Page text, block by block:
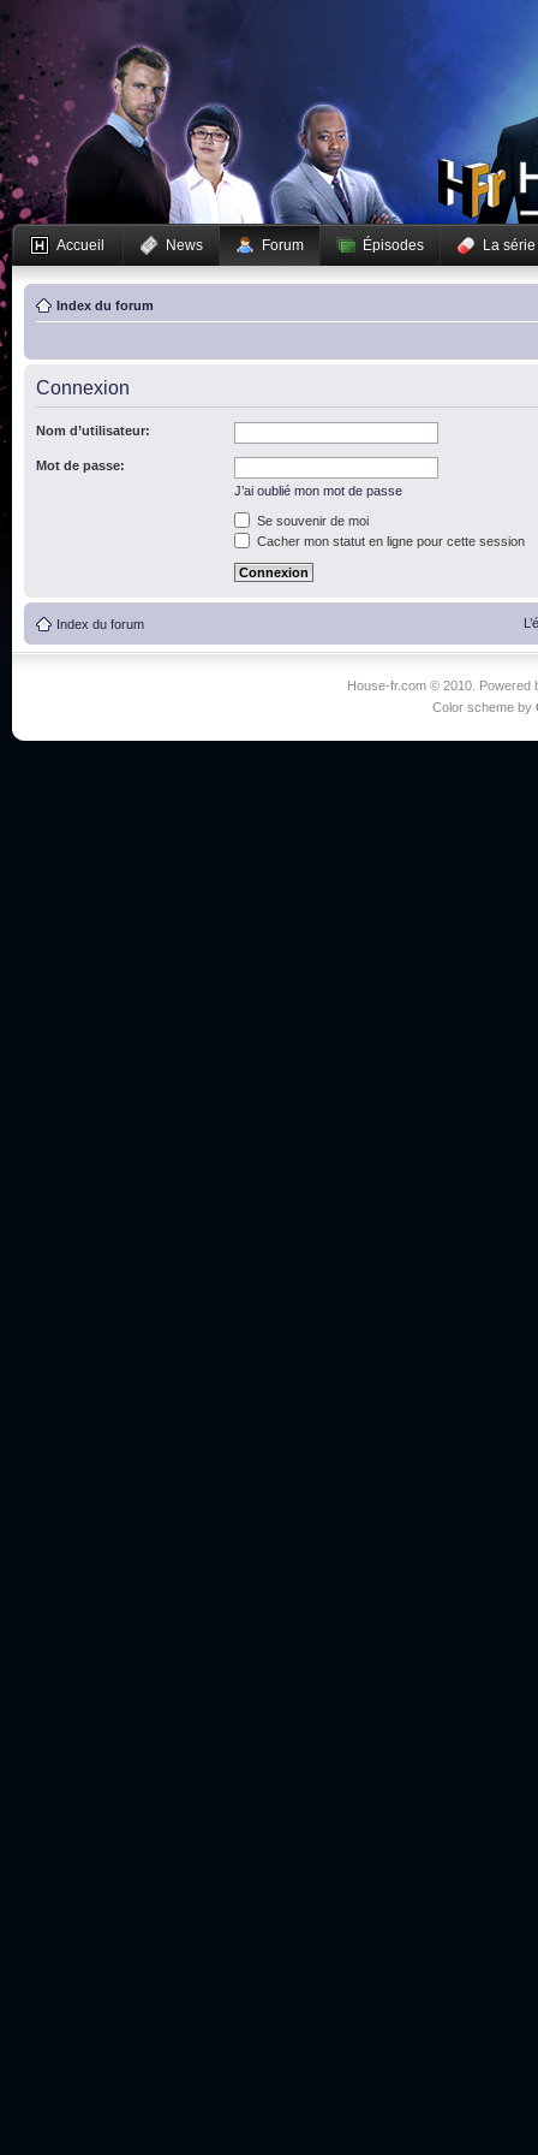
Accueil News Forum Épisodes La série
Index du forum
Connexion
Nom d’utilisateur:
Mot de passe:
J’ai oublié mon mot de passe
Se souvenir de moi
Cacher mon statut en ligne pour cette session
Index du forum
House-fr.com © 2010. Powered
Color scheme by